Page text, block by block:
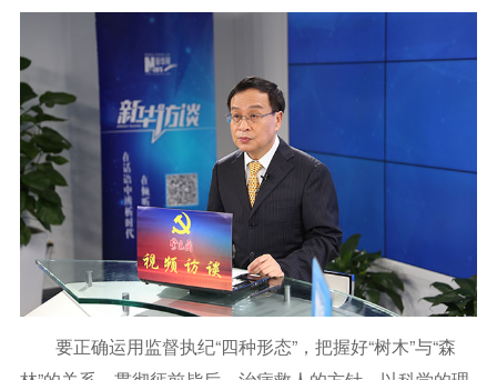
要正确运用监督执纪“四种形态”，把握好“树木”与“森